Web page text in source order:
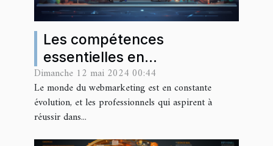
Les compétences
essentielles en
webmarketing pour réussir
dans le digital en 2024
Dimanche 12 mai 2024 00:44
Le monde du webmarketing est en constante
évolution, et les professionnels qui aspirent à
réussir dans...